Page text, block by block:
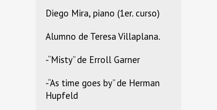
Diego Mira, piano (1er. curso)
Alumno de Teresa Villaplana.
-“Misty” de Erroll Garner
-“As time goes by” de Herman
Hupfeld